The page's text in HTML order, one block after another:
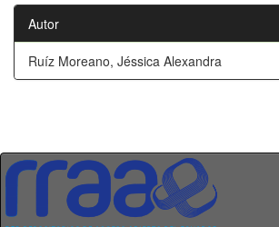
Autor
Ruíz Moreano, Jéssica Alexandra